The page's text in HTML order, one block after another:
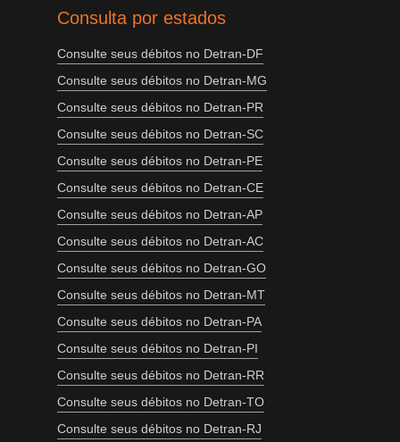
Consulta por estados
Consulte seus débitos no Detran-DF
Consulte seus débitos no Detran-MG
Consulte seus débitos no Detran-PR
Consulte seus débitos no Detran-SC
Consulte seus débitos no Detran-PE
Consulte seus débitos no Detran-CE
Consulte seus débitos no Detran-AP
Consulte seus débitos no Detran-AC
Consulte seus débitos no Detran-GO
Consulte seus débitos no Detran-MT
Consulte seus débitos no Detran-PA
Consulte seus débitos no Detran-PI
Consulte seus débitos no Detran-RR
Consulte seus débitos no Detran-TO
Consulte seus débitos no Detran-RJ